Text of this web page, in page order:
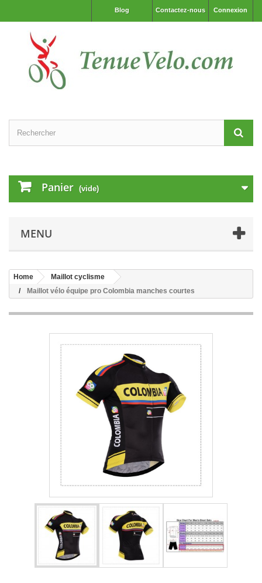
Connexion
Contactez-nous
Blog
Panier (vide)
MENU
Home
Maillot cyclisme
Maillot vélo équipe pro Colombia manches courtes